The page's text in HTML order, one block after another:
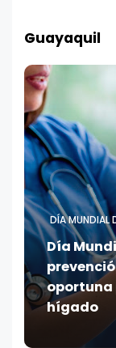
Guayaquil
DÍA MUNDIAL
Día
oportuna
hígado